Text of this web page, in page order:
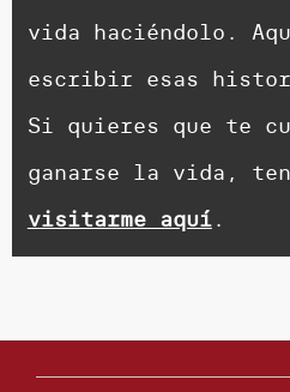
vida haciéndolo.
escribir esas
Si quieres que te
ganarse la vida,
visitarme aquí.